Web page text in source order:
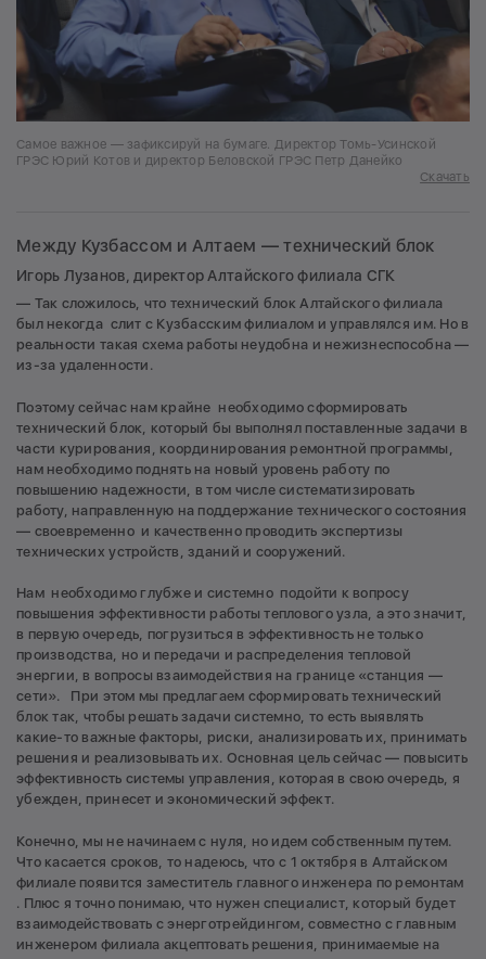
Самое важное — зафиксируй на бумаге. Директор Томь-Усинской
ГРЭС Юрий Котов и директор Беловской ГРЭС Петр Данейко
Скачать
Между Кузбассом и Алтаем — технический блок
Игорь Лузанов, директор Алтайского филиала СГК
— Так сложилось, что технический блок Алтайского филиала
был некогда слит с Кузбасским филиалом и управлялся им. Но в
реальности такая схема работы неудобна и нежизнеспособна —
из-за удаленности.
Поэтому сейчас нам крайне необходимо сформировать
технический блок, который бы выполнял поставленные задачи в
части курирования, координирования ремонтной программы,
нам необходимо поднять на новый уровень работу по
повышению надежности, в том числе систематизировать
работу, направленную на поддержание технического состояния
— своевременно и качественно проводить экспертизы
технических устройств, зданий и сооружений.
Нам необходимо глубже и системно подойти к вопросу
повышения эффективности работы теплового узла, а это значит,
в первую очередь, погрузиться в эффективность не только
производства, но и передачи и распределения тепловой
энергии, в вопросы взаимодействия на границе «станция —
сети». При этом мы предлагаем сформировать технический
блок так, чтобы решать задачи системно, то есть выявлять
какие-то важные факторы, риски, анализировать их, принимать
решения и реализовывать их. Основная цель сейчас — повысить
эффективность системы управления, которая в свою очередь, я
убежден, принесет и экономический эффект.
Конечно, мы не начинаем с нуля, но идем собственным путем.
Что касается сроков, то надеюсь, что с 1 октября в Алтайском
филиале появится заместитель главного инженера по ремонтам
. Плюс я точно понимаю, что нужен специалист, который будет
взаимодействовать с энерготрейдингом, совместно с главным
инженером филиала акцептовать решения, принимаемые на